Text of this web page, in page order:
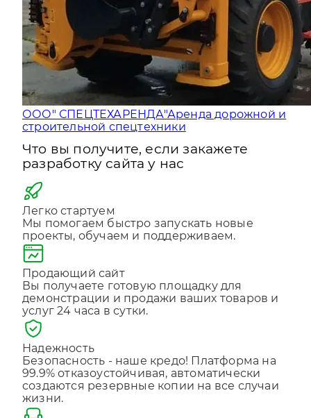
ООО" СПЕЦТЕХАРЕНДА"Аренда дорожной и
Что вы получите, если закажете
разработку сайта у нас
Легко стартуем
Мы помогаем быстро запускать новые
проекты, обучаем и поддерживаем.
Продающий сайт
Вы получаете готовую площадку для
демонстрации и продажи ваших товаров и
услуг 24 часа в сутки.
Надежность
Безопасность - наше кредо! Платформа на
99.9% отказоустойчивая, автоматически
создаются резервные копии на все случаи
жизни.
Отправляя форму, Вы принимаете
конфиденциальности